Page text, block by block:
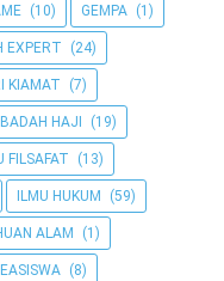
(10) GEMPA (1)
EXPERT (24)
KIAMAT (7)
IBADAH HAJI (19)
FILSAFAT (13)
ILMU HUKUM (59)
ALAM (1)
(8)